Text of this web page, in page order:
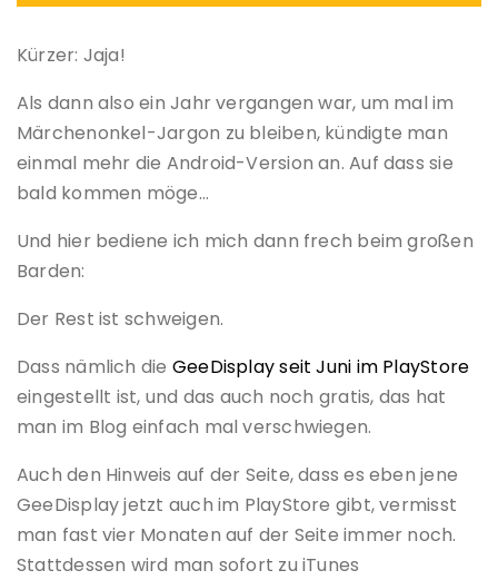
Kürzer: Jaja!
Als dann also ein Jahr vergangen war, um mal im
Märchenonkel-Jargon zu bleiben, kündigte man
einmal mehr die Android-Version an. Auf dass sie
bald kommen möge…
Und hier bediene ich mich dann frech beim großen
Barden:
Der Rest ist schweigen.
Dass nämlich die GeeDisplay seit Juni im PlayStore
eingestellt ist, und das auch noch gratis, das hat
man im Blog einfach mal verschwiegen.
Auch den Hinweis auf der Seite, dass es eben jene
GeeDisplay jetzt auch im PlayStore gibt, vermisst
man fast vier Monaten auf der Seite immer noch.
Stattdessen wird man sofort zu iTunes